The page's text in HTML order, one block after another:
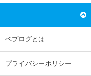
ベプログとは
プライバシーポリシー